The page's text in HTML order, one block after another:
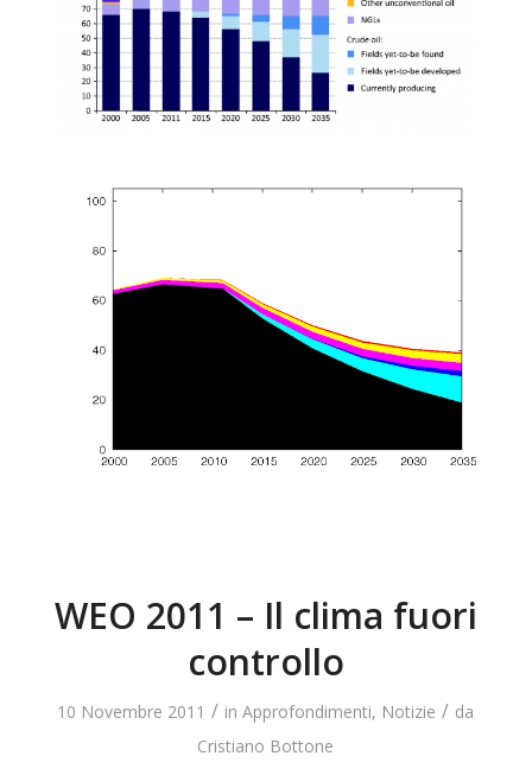
WEO 2011 – Il clima fuori
controllo
10 Novembre 2011 / inApprofondimenti, Notizie / da
Cristiano Bottone